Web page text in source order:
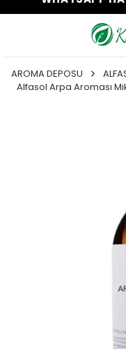
AROMA DEPOSU
Alfasol Arpa Aroması